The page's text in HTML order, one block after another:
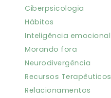
Ciberpsicologia
Hábitos
Inteligência emocional
Morando fora
Neurodivergência
Recursos Terapêuticos
Relacionamentos